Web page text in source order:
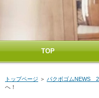
トップページ ＞ パクボゴムNEWS
へ！
TOP